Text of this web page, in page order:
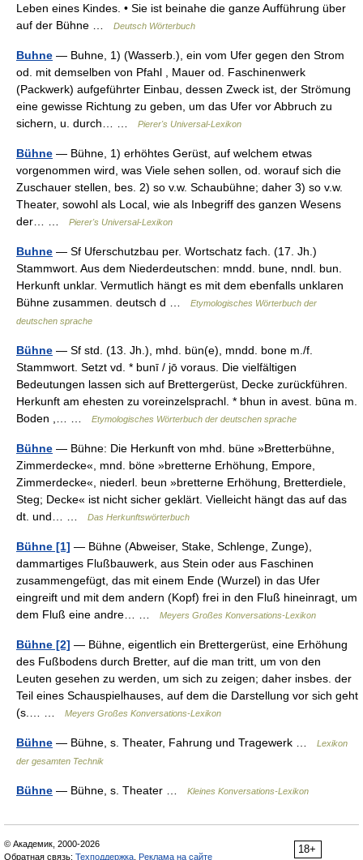
Leben eines Kindes. • Sie ist beinahe die ganze Aufführung über
auf der Bühne …
Deutsch Wörterbuch
Buhne — Buhne, 1) (Wasserb.), ein vom Ufer gegen den Strom
od. mit demselben von Pfahl , Mauer od. Faschinenwerk
(Packwerk) aufgeführter Einbau, dessen Zweck ist, der Strömung
eine gewisse Richtung zu geben, um das Ufer vor Abbruch zu
sichern, u. durch… …
Pierer's Universal-Lexikon
Bühne — Bühne, 1) erhöhtes Gerüst, auf welchem etwas
vorgenommen wird, was Viele sehen sollen, od. worauf sich die
Zuschauer stellen, bes. 2) so v.w. Schaubühne; daher 3) so v.w.
Theater, sowohl als Local, wie als Inbegriff des ganzen Wesens
der… …
Pierer's Universal-Lexikon
Buhne — Sf Uferschutzbau per. Wortschatz fach. (17. Jh.)
Stammwort. Aus dem Niederdeutschen: mndd. bune, nndl. bun.
Herkunft unklar. Vermutlich hängt es mit dem ebenfalls unklaren
Bühne zusammen. deutsch d …
Etymologisches Wörterbuch der
deutschen sprache
Bühne — Sf std. (13. Jh.), mhd. bün(e), mndd. bone m./f.
Stammwort. Setzt vd. * bunī / jō voraus. Die vielfältigen
Bedeutungen lassen sich auf Brettergerüst, Decke zurückführen.
Herkunft am ehesten zu voreinzelsprachl. * bhun in avest. būna m.
Boden ,… …
Etymologisches Wörterbuch der deutschen sprache
Bühne — Bühne: Die Herkunft von mhd. büne »Bretterbühne,
Zimmerdecke«, mnd. böne »bretterne Erhöhung, Empore,
Zimmerdecke«, niederl. beun »bretterne Erhöhung, Bretterdiele,
Steg; Decke« ist nicht sicher geklärt. Vielleicht hängt das auf das
dt. und… …
Das Herkunftswörterbuch
Bühne [1] — Bühne (Abweiser, Stake, Schlenge, Zunge),
dammartiges Flußbauwerk, aus Stein oder aus Faschinen
zusammengefügt, das mit einem Ende (Wurzel) in das Ufer
eingreift und mit dem andern (Kopf) frei in den Fluß hineinragt, um
dem Fluß eine andre… …
Meyers Großes Konversations-Lexikon
Bühne [2] — Bühne, eigentlich ein Brettergerüst, eine Erhöhung
des Fußbodens durch Bretter, auf die man tritt, um von den
Leuten gesehen zu werden, um sich zu zeigen; daher insbes. der
Teil eines Schauspielhauses, auf dem die Darstellung vor sich geht
(s.… …
Meyers Großes Konversations-Lexikon
Bühne — Bühne, s. Theater, Fahrung und Tragewerk …
Lexikon
der gesamten Technik
Bühne — Bühne, s. Theater … Kleines Konversations-Lexikon
18+
© Академик, 2000-2026
Обратная связь: Техподдержка Реклама на сайте